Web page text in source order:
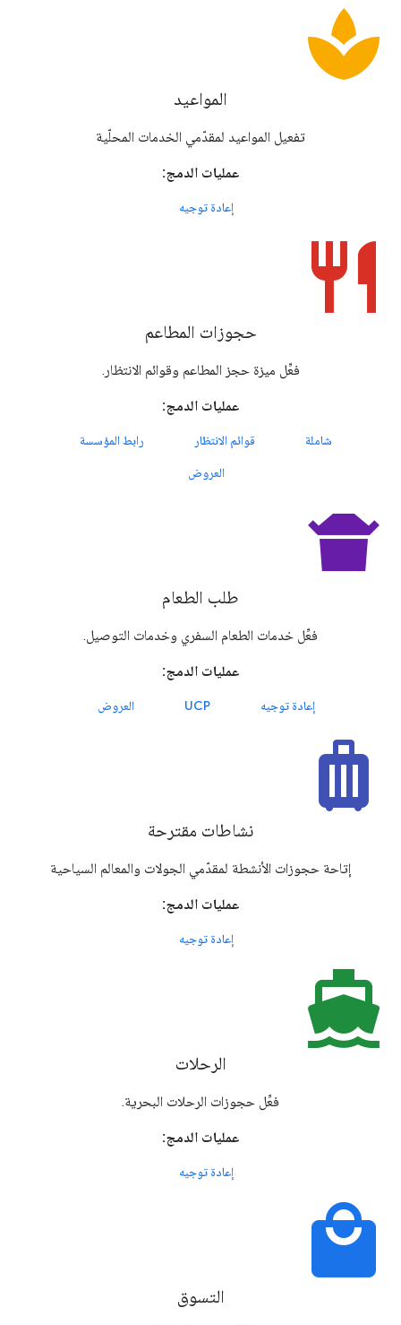
spa
المواعيد
تفعيل المواعيد لمقدّمي الخدمات المحلّية
عمليات الدمج:
إعادة توجيه
restaurant
حجوزات المطاعم
فعِّل ميزة حجز المطاعم وقوائم الانتظار.
عمليات الدمج:
شاملة قوائم الانتظار
رابط المؤسسة
العروض
takeout_dining
طلب الطعام
فعِّل خدمات الطعام السفري وخدمات التوصيل.
عمليات الدمج:
إعادة توجيه UCP العروض
luggage
نشاطات مقترحة
إتاحة حجوزات الأنشطة لمقدّمي الجولات والمعالم السياحية
عمليات الدمج:
إعادة توجيه
directions_boat
الرحلات
فعِّل حجوزات الرحلات البحرية.
عمليات الدمج:
إعادة توجيه
local_mall
التسوق